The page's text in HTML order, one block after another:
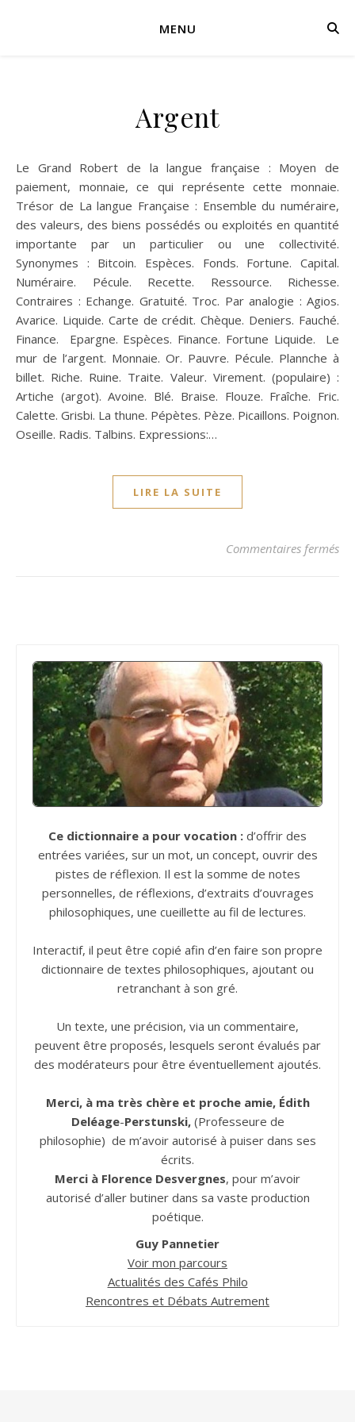
MENU
Argent
Le Grand Robert de la langue française : Moyen de
paiement, monnaie, ce qui représente cette monnaie.
Trésor de La langue Française : Ensemble du numéraire,
des valeurs, des biens possédés ou exploités en quantité
importante par un particulier ou une collectivité.
Synonymes : Bitcoin. Espèces. Fonds. Fortune. Capital.
Numéraire. Pécule. Recette. Ressource. Richesse.
Contraires : Echange. Gratuité. Troc. Par analogie : Agios.
Avarice. Liquide. Carte de crédit. Chèque. Deniers. Fauché.
Finance. Epargne. Espèces. Finance. Fortune Liquide. Le
mur de l’argent. Monnaie. Or. Pauvre. Pécule. Plannche à
billet. Riche. Ruine. Traite. Valeur. Virement. (populaire) :
Artiche (argot). Avoine. Blé. Braise. Flouze. Fraîche. Fric.
Calette. Grisbi. La thune. Pépètes. Pèze. Picaillons. Poignon.
Oseille. Radis. Talbins. Expressions:…
LIRE LA SUITE
Commentaires fermés
Ce dictionnaire a pour vocation : d’offrir des
entrées variées, sur un mot, un concept, ouvrir des
pistes de réflexion. Il est la somme de notes
personnelles, de réflexions, d’extraits d’ouvrages
philosophiques, une cueillette au fil de lectures.
Interactif, il peut être copié afin d’en faire son propre
dictionnaire de textes philosophiques, ajoutant ou
retranchant à son gré.
Un texte, une précision, via un commentaire,
peuvent être proposés, lesquels seront évalués par
des modérateurs pour être éventuellement ajoutés.
Merci, à ma très chère et proche amie, Édith
Deléage-Perstunski,(Professeure de
philosophie) de m’avoir autorisé à puiser dans ses
écrits.
Merci à Florence Desvergnes, pour m’avoir
autorisé d’aller butiner dans sa vaste production
poétique.
Guy Pannetier
Voir mon parcours
Actualités des Cafés Philo
Rencontres et Débats Autrement